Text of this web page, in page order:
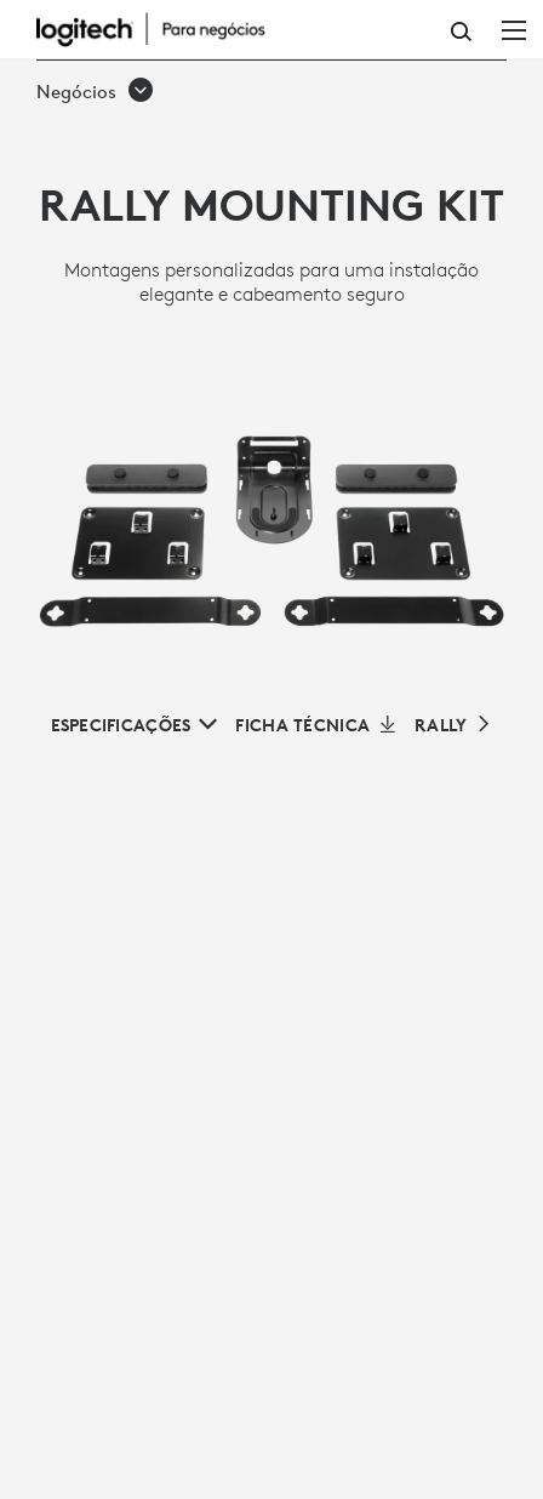
MOUNTING
KIT
Negócios
RALLY MOUNTING KIT
Montagens personalizadas para uma instalação
elegante e cabeamento seguro
ESPECIFICAÇÕES FICHA TÉCNICA RALLY